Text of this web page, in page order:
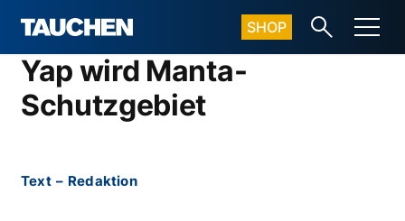
SHOP
Yap wird Manta-
Schutzgebiet
Text – Redaktion